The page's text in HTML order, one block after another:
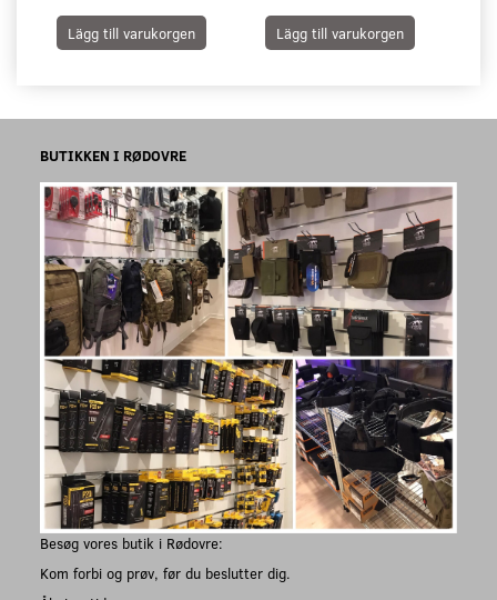
Lägg till varukorgen Lägg till varukorgen
BUTIKKEN I RØDOVRE
Besøg vores butik i Rødovre:
Kom forbi og prøv, før du beslutter dig.